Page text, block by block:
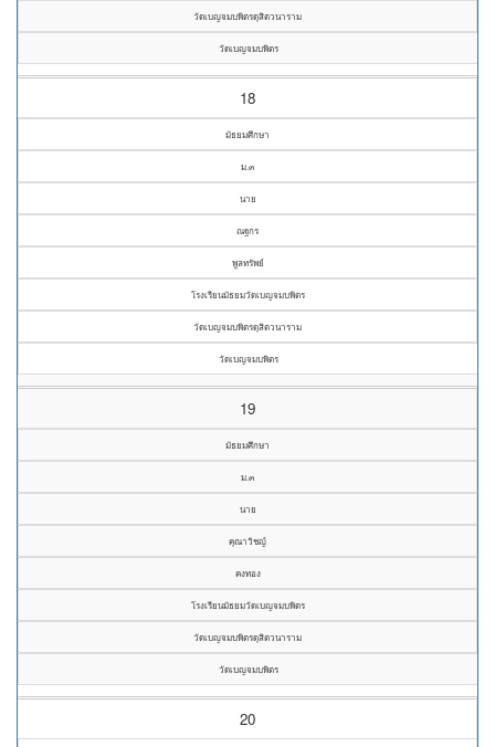
วัดเบญจมบพิตรดุสิตวนาราม
วัดเบญจมบพิตร
18
มัธยมศึกษา
ม.๓
นาย
ณฐกร
พูลทรัพย์
โรงเรียนมัธยมวัดเบญจมบพิตร
วัดเบญจมบพิตรดุสิตวนาราม
วัดเบญจมบพิตร
19
มัธยมศึกษา
ม.๓
นาย
คุณาวิชญ์
คงทอง
โรงเรียนมัธยมวัดเบญจมบพิตร
วัดเบญจมบพิตรดุสิตวนาราม
วัดเบญจมบพิตร
20